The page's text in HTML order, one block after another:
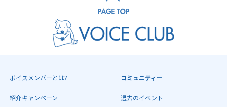
ボイスメンバーとは?
紹介キャンペーン
コミュニティー
過去のイベント